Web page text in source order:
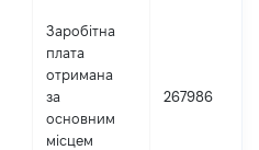
Заробітна
плата
отримана
за
основним
місцем
267986